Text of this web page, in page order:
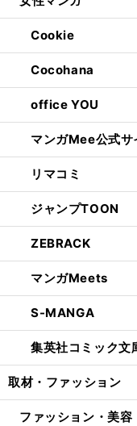
Cookie
Cocohana
office YOU
マンガMee公式サ
リマコミ
ジャンプTOON
ZEBRACK
マンガMeets
S-MANGA
集英社コミック文
取材・ファッション
ファッション・美容